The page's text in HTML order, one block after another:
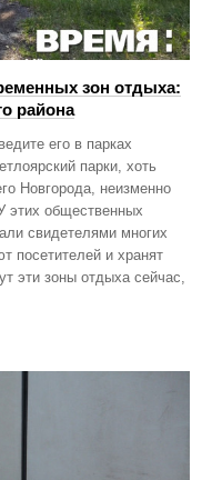
зон отдыха:
района
его в парках
парки, хоть
Новгорода, неизменно
этих общественных
свидетелями многих
посетителей и хранят
эти зоны отдыха сейчас,